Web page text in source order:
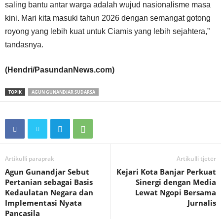
saling bantu antar warga adalah wujud nasionalisme masa
kini. Mari kita masuki tahun 2026 dengan semangat gotong
royong yang lebih kuat untuk Ciamis yang lebih sejahtera,”
tandasnya.
(Hendri/PasundanNews.com)
TOPIK AGUN GUNANDJAR SUDARSA
Artikulli paraprak
Agun Gunandjar Sebut
Pertanian sebagai Basis
Kedaulatan Negara dan
Implementasi Nyata
Pancasila
Artikulli tjetër
Kejari Kota Banjar Perkuat
Sinergi dengan Media
Lewat Ngopi Bersama
Jurnalis